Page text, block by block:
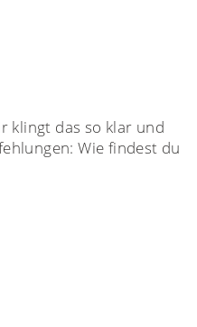
klingt das so klar und
Wie findest du